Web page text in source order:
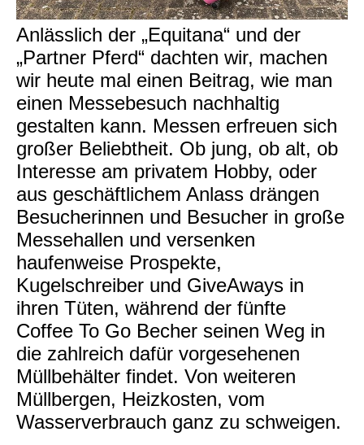
Anlässlich der „Equitana“ und der
„Partner Pferd“ dachten wir, machen
wir heute mal einen Beitrag, wie man
einen Messebesuch nachhaltig
gestalten kann. Messen erfreuen sich
großer Beliebtheit. Ob jung, ob alt, ob
Interesse am privatem Hobby, oder
aus geschäftlichem Anlass drängen
Besucherinnen und Besucher in große
Messehallen und versenken
haufenweise Prospekte,
Kugelschreiber und GiveAways in
ihren Tüten, während der fünfte
Coffee To Go Becher seinen Weg in
die zahlreich dafür vorgesehenen
Müllbehälter findet. Von weiteren
Müllbergen, Heizkosten, vom
Wasserverbrauch ganz zu schweigen.